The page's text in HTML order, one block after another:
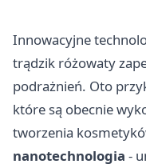
Innowacyjne
trądzik różowaty
podrażnień. Oto
które są obecnie
tworzenia
nanotechnologia -